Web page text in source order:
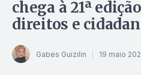
chega à 21ª
direitos e
Gabes Guizilin 19 maio